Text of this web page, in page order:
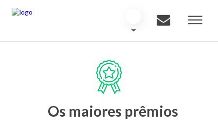
Os maiores prêmios